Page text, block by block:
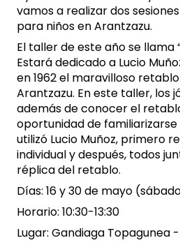
vamos a realizar dos
para niños en Arantzazu.
El taller de este año se llama
Estará dedicado a Lucio
en 1962 el maravilloso
Arantzazu. En este taller, los
además de conocer el
oportunidad de
utilizó Lucio Muñoz, primero
individual y después, todos
réplica del retablo.
Días: 16 y 30 de mayo
Horario: 10:30-13:30
Lugar: Gandiaga Topagunea